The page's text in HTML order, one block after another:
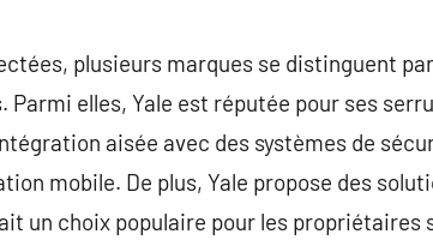
plusieurs marques se distinguent
elles, Yale est réputée pour ses
aisée avec des systèmes de
mobile. De plus, Yale propose des
un choix populaire pour les propriétaires